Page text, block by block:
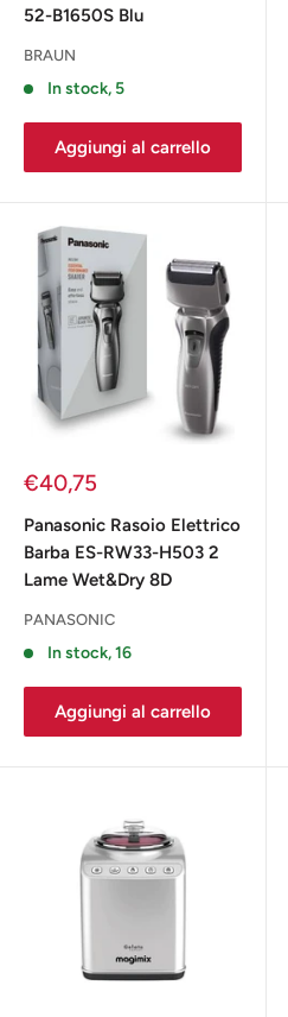
52-B1650S Blu
BRAUN
In stock, 5
Aggiungi al carrello
Prezzo
€40,75
Panasonic Rasoio Elettrico
Barba ES-RW33-H503 2
Lame Wet&Dry 8D
PANASONIC
In stock, 16
Aggiungi al carrello